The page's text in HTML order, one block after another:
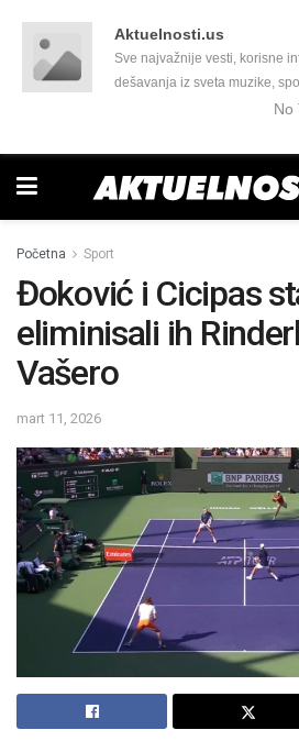
Aktuelnosti.us
Sve najvažnije vesti, korisne
dešavanja iz sveta muzike,
još mnogo toga zanimljivog.No
Početna Sport
Đoković i Cicipas
eliminisali ih
Vašero
mart 11, 2026